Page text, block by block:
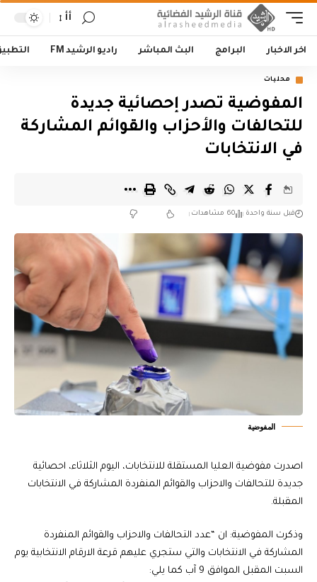
أأ
اخر الاخبار البرامج البث المباشر راديو الرشيد FM
محليات
المفوضية تصدر إحصائية جديدة
للتحالفات والأحزاب والقوائم المشاركة
في الانتخابات
قبل سنة واحدة 60 مشاهدات
المفوضية
اصدرت مفوضية العليا المستقلة للانتخابات، اليوم الثلاثاء، احصائية
جديدة للتحالفات والاحزاب والقوائم المنفردة المشاركة في الانتخابات
المقبلة.
وذكرت المفوضية: ان “عدد التحالفات والاحزاب والقوائم المنفردة
المشاركة في الانتخابات والتي ستجري عليهم قرعة الارقام الانتخابية يوم
السبت المقبل الموافق 9 آب كما يلي: